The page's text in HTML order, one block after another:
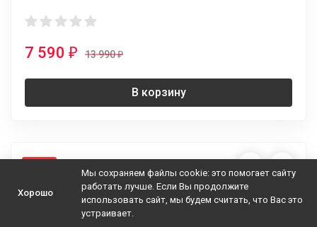
7 590 ₽ 13 990₽
В корзину
Хорошо
Мы сохраняем файлы cookie: это помогает сайту
работать лучше. Если Вы продолжите
использовать сайт, мы будем считать, что Вас это
устраивает.